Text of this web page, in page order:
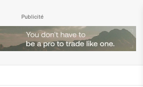
Publicité